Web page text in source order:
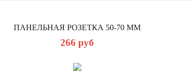
ПАНЕЛЬНАЯ РОЗЕТКА 50-70 ММ
266 руб